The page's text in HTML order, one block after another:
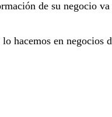
de su negocio
hacemos en negocios